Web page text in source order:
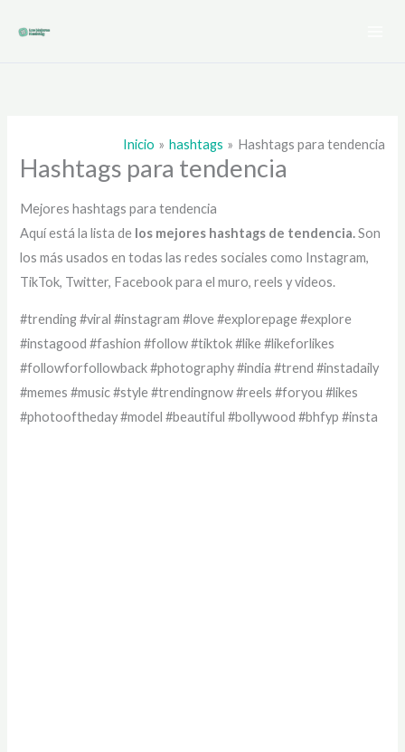
Inicio hashtags Hashtags para tendencia
Hashtags para tendencia
Mejores hashtags para tendencia
Aquí está la lista de los mejores hashtags de tendencia.Son
los más usados en todas las redes sociales como Instagram,
TikTok, Twitter, Facebook para el muro, reels y videos.
#trending #viral #instagram #love #explorepage #explore
#instagood #fashion #follow #tiktok #like #likeforlikes
#followforfollowback #photography #india #trend #instadaily
#memes #music #style #trendingnow #reels #foryou #likes
#photooftheday #model #beautiful #bollywood #bhfyp #insta